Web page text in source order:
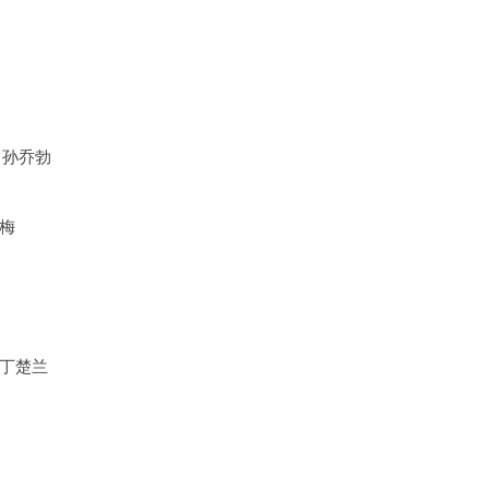
乔勃
楚兰